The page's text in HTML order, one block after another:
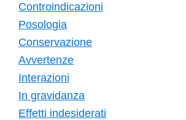
Controindicazioni
Posologia
Conservazione
Avvertenze
Interazioni
In gravidanza
Effetti indesiderati